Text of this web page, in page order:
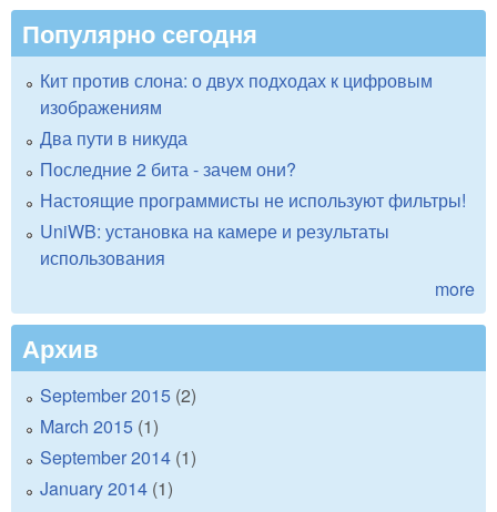
Популярно сегодня
Кит против слона: о двух подходах к цифровым
изображениям
Два пути в никуда
Последние 2 бита - зачем они?
Настоящие программисты не используют фильтры!
UniWB: установка на камере и результаты
использования
more
Архив
September 2015 (2)
March 2015 (1)
September 2014 (1)
January 2014 (1)